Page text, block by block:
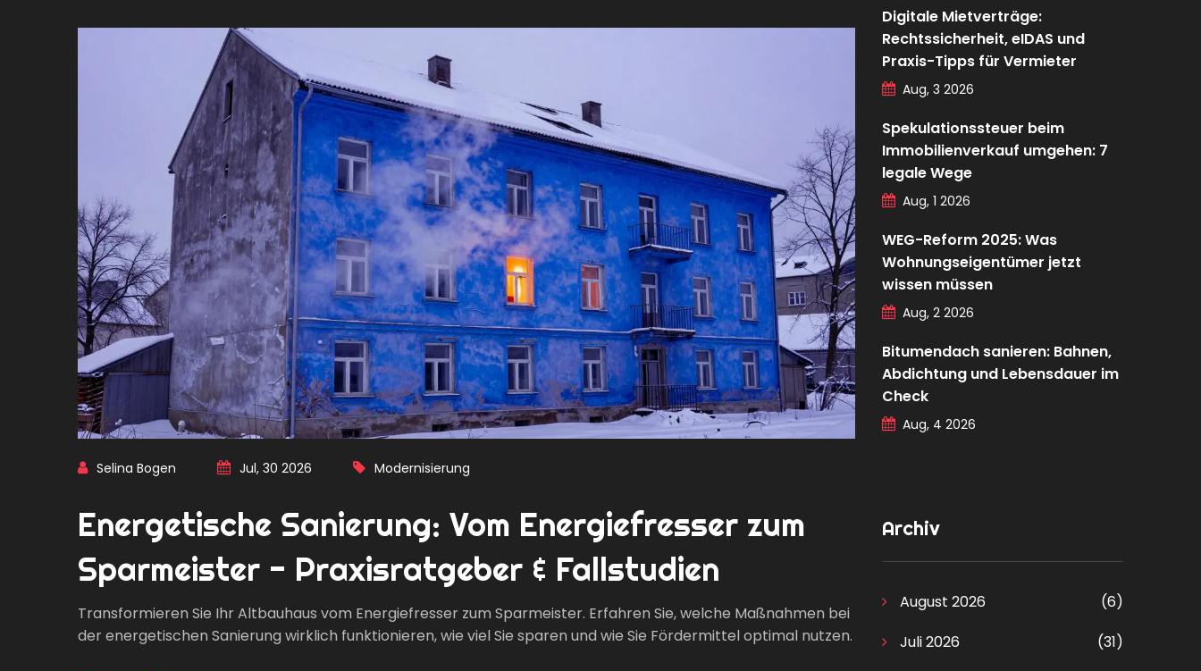
Selina Bogen Jul, 30 2026 Modernisierung
Energetische Sanierung: Vom Energiefresser zum
Sparmeister - Praxisratgeber & Fallstudien
Transformieren Sie Ihr Altbauhaus vom Energiefresser zum Sparmeister. Erfahren Sie, welche Maßnahmen bei
der energetischen Sanierung wirklich funktionieren, wie viel Sie sparen und wie Sie Fördermittel optimal nutzen.
Digitale Mietverträge:
Rechtssicherheit, eIDAS und
Praxis-Tipps für Vermieter
Aug, 3 2026
Spekulationssteuer beim
Immobilienverkauf umgehen: 7
legale Wege
Aug, 1 2026
WEG-Reform 2025: Was
Wohnungseigentümer jetzt
wissen müssen
Aug, 2 2026
Bitumendach sanieren: Bahnen,
Abdichtung und Lebensdauer im
Check
Aug, 4 2026
Archiv
August 2026
(6)
Juli 2026
(31)